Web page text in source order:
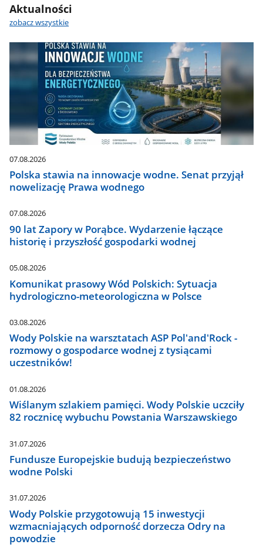
-
najważniejsze
Aktualności
zobacz wszystkie
07.08.2026
Polska stawia na innowacje wodne. Senat przyjął
nowelizację Prawa wodnego
07.08.2026
90 lat Zapory w Porąbce. Wydarzenie łączące
historię i przyszłość gospodarki wodnej
05.08.2026
Komunikat prasowy Wód Polskich: Sytuacja
hydrologiczno-meteorologiczna w Polsce
03.08.2026
Wody Polskie na warsztatach ASP Pol'and'Rock -
rozmowy o gospodarce wodnej z tysiącami
uczestników!
01.08.2026
Wiślanym szlakiem pamięci. Wody Polskie uczciły
82 rocznicę wybuchu Powstania Warszawskiego
31.07.2026
Fundusze Europejskie budują bezpieczeństwo
wodne Polski
31.07.2026
Wody Polskie przygotowują 15 inwestycji
wzmacniających odporność dorzecza Odry na
powodzie